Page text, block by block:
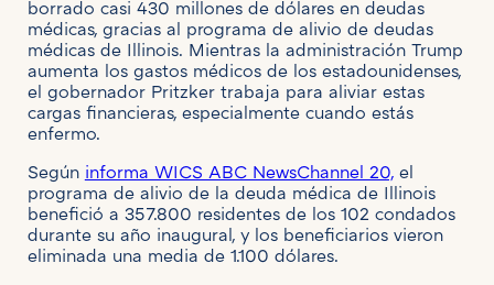
borrado casi 430 millones de dólares en deudas
médicas, gracias al programa de alivio de deudas
médicas de Illinois. Mientras la administración Trump
aumenta los gastos médicos de los estadounidenses,
el gobernador Pritzker trabaja para aliviar estas
cargas financieras, especialmente cuando estás
enfermo.
Según informa WICS ABC NewsChannel 20,el
programa de alivio de la deuda médica de Illinois
benefició a 357.800 residentes de los 102 condados
durante su año inaugural, y los beneficiarios vieron
eliminada una media de 1.100 dólares.